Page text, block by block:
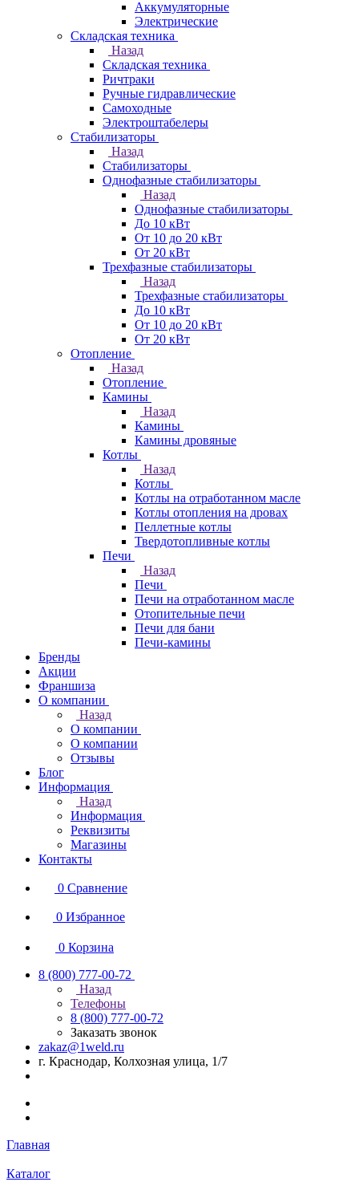
Аккумуляторные
Электрические
Складская техника
Назад
Складская техника
Ричтраки
Ручные гидравлические
Самоходные
Электроштабелеры
Стабилизаторы
Назад
Стабилизаторы
Однофазные стабилизаторы
Назад
Однофазные стабилизаторы
До 10 кВт
От 10 до 20 кВт
От 20 кВт
Трехфазные стабилизаторы
Назад
Трехфазные стабилизаторы
До 10 кВт
От 10 до 20 кВт
От 20 кВт
Отопление
Назад
Отопление
Камины
Назад
Камины
Камины дровяные
Котлы
Назад
Котлы
Котлы на отработанном масле
Котлы отопления на дровах
Пеллетные котлы
Твердотопливные котлы
Печи
Назад
Печи
Печи на отработанном масле
Отопительные печи
Печи для бани
Печи-камины
Бренды
Акции
Франшиза
О компании
Назад
О компании
О компании
Отзывы
Блог
Информация
Назад
Информация
Реквизиты
Магазины
Контакты
0 Сравнение
0 Избранное
0 Корзина
8 (800) 777-00-72
Назад
Телефоны
8 (800) 777-00-72
Заказать звонок
zakaz@1weld.ru
г. Краснодар, Колхозная улица, 1/7
Главная
Каталог